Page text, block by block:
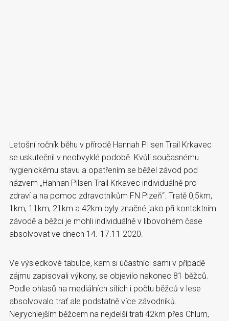
Letošní ročník běhu v přírodě Hannah PIlsen Trail Krkavec
se uskutečnil v neobvyklé podobě. Kvůli současnému
hygienickému stavu a opatřením se běžel závod pod
názvem „Hahhan Pilsen Trail Krkavec individuálně pro
zdraví a na pomoc zdravotníkům FN Plzeň“. Tratě 0,5km,
1km, 11km, 21km a 42km byly značné jako při kontaktním
závodě a běžci je mohli individuálně v libovolném čase
absolvovat ve dnech 14.-17.11 2020.
Ve výsledkové tabulce, kam si účastníci sami v případě
zájmu zapisovali výkony, se objevilo nakonec 81 běžců.
Podle ohlasů na mediálních sítích i počtu běžců v lese
absolvovalo trať ale podstatně více závodníků.
Nejrychlejším běžcem na nejdelší trati 42km přes Chlum,